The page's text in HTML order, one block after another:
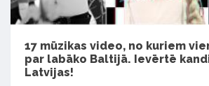
17 mūzikas video, no kuriem
par labāko Baltijā. Ievērtē
Latvijas!